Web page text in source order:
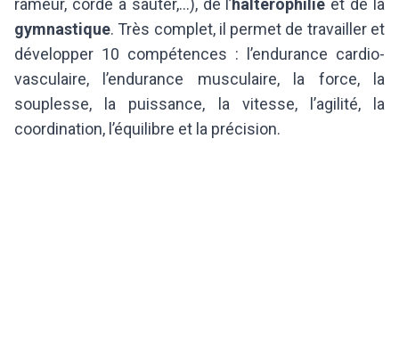
rameur, corde à sauter,…), de l’haltérophilie et de la
gymnastique. Très complet, il permet de travailler et
développer 10 compétences : l’endurance cardio-
vasculaire, l’endurance musculaire, la force, la
souplesse, la puissance, la vitesse, l’agilité, la
coordination, l’équilibre et la précision.